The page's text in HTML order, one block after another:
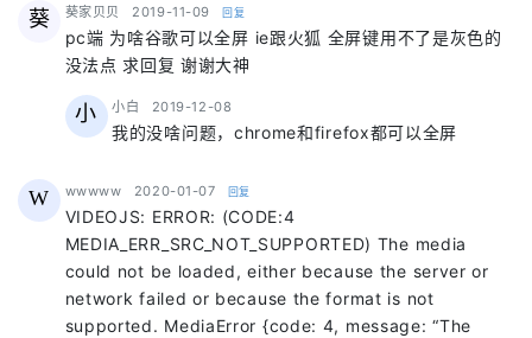
葵 葵家贝贝 says:
2019-11-09 回复
pc端 为啥谷歌可以全屏 ie跟火狐 全屏键用不了是灰色的
没法点 求回复 谢谢大神
小 小白 says:
2019-12-08
我的没啥问题，chrome和firefox都可以全屏
W wwwww says:
2020-01-07 回复
VIDEOJS: ERROR: (CODE:4
MEDIA_ERR_SRC_NOT_SUPPORTED) The media
could not be loaded, either because the server or
network failed or because the format is not
supported. MediaError {code: 4, message: “The